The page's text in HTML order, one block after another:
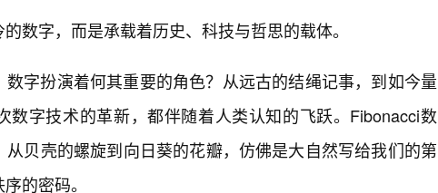
数字，而是承载着历史、科技与哲思的载体。
字扮演着何其重要的角色？从远古的结绳记事，到如今量
数字技术的革新，都伴随着人类认知的飞跃。Fibonacci数
贝壳的螺旋到向日葵的花瓣，仿佛是大自然写给我们的第
的密码。